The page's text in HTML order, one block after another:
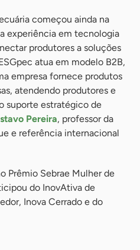
começou ainda na
experiência em tecnologia
produtores a soluções
atua em modelo B2B,
empresa fornece produtos
atendendo produtores e
suporte estratégico de
Pereira, professor da
e referência internacional
Prêmio Sebrae Mulher de
do InovAtiva de
Inova Cerrado e do